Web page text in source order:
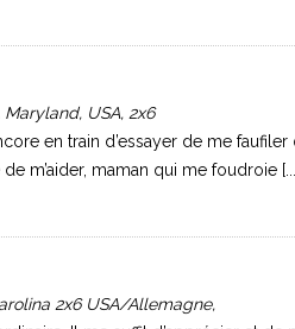
USA, 2x6
en train d’essayer de me
m’aider, maman qui me foudroie
2x6 USA/Allemagne,